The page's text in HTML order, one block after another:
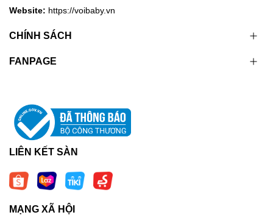
Website: https://voibaby.vn
CHÍNH SÁCH
FANPAGE
LIÊN KẾT SÀN
MẠNG XÃ HỘI